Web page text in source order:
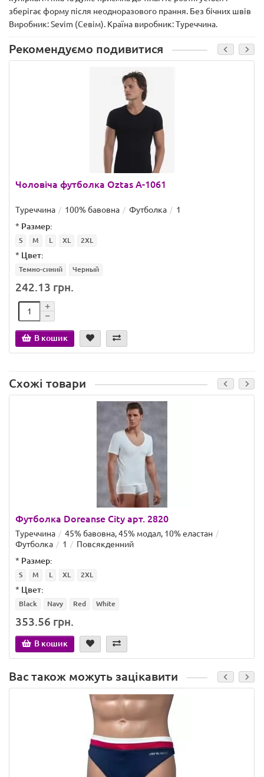
зберігає форму після неодноразового прання. Без бічних швів
Виробник: Sevim (Севім). Країна виробник: Туреччина.
Рекомендуємо подивитися
Чоловіча футболка Oztas A-1061
Туреччина 100% бавовна Футболка
1
* Размер:
S M L XL 2XL
* Цвет:
Темно-синий Черный
242.13 грн.
В кошик
Схожі товари
Футболка Doreanse City арт. 2820
Туреччина
45% бавовна, 45% модал, 10% еластан
Футболка
1
Повсякденний
* Размер:
S M L XL 2XL
* Цвет:
Black Navy Red White
353.56 грн.
В кошик
Вас також можуть зацікавити